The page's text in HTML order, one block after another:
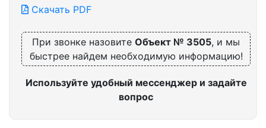
Скачать PDF
При звонке назовите Объект № 3505, и мы
быстрее найдем необходимую информацию!
Используйте удобный мессенджер и задайте
вопрос